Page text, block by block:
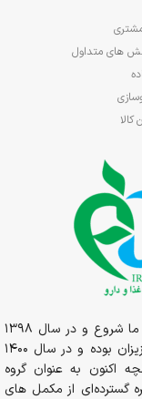
های متداول
کالا
از سال 1394در قالب داروخانه حضوری مسئولیت ما شروع و در سال 1398
داروخانه به صورت شبانه روزی در خدمت شما عزیزان بوده و در سال 1400
اکنون به عنوان گروه
گسترده‌ای از مکمل های